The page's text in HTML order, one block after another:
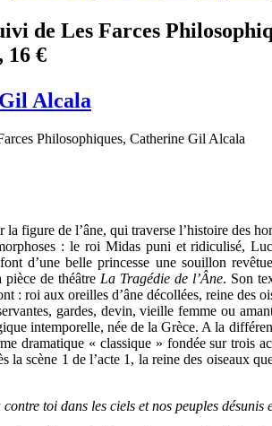
de Les Farces
16 €
Alcala
figure de l’âne, qui traverse l’histoire des
: le roi Midas puni et ridiculisé,
d’une belle princesse une souillon
de théâtre La Tragédie de l’Âne. Son
: roi aux oreilles d’âne décollées, reine des
gardes, devin, vieille femme ou
intemporelle, née de la Grèce. A la
dramatique « classique » fondée sur trois
la scène 1 de l’acte 1, la reine des oiseaux
toi dans les ciels et nos peuples désunis